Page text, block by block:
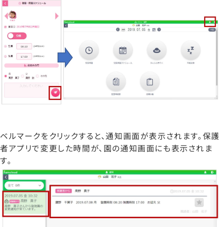
ベルマークをクリックすると、通知画面が表示されます。保護
者アプリで変更した時間が、園の通知画面にも表示されま
す。